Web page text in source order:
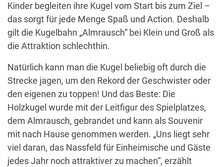
Kinder begleiten ihre Kugel vom Start bis zum Ziel –
das sorgt für jede Menge Spaß und Action. Deshalb
gilt die Kugelbahn „Almrausch“ bei Klein und Groß als
die Attraktion schlechthin.
Natürlich kann man die Kugel beliebig oft durch die
Strecke jagen, um den Rekord der Geschwister oder
den eigenen zu toppen! Und das Beste: Die
Holzkugel wurde mit der Leitfigur des Spielplatzes,
dem Almrausch, gebrandet und kann als Souvenir
mit nach Hause genommen werden. „Uns liegt sehr
viel daran, das Nassfeld für Einheimische und Gäste
jedes Jahr noch attraktiver zu machen“, erzählt